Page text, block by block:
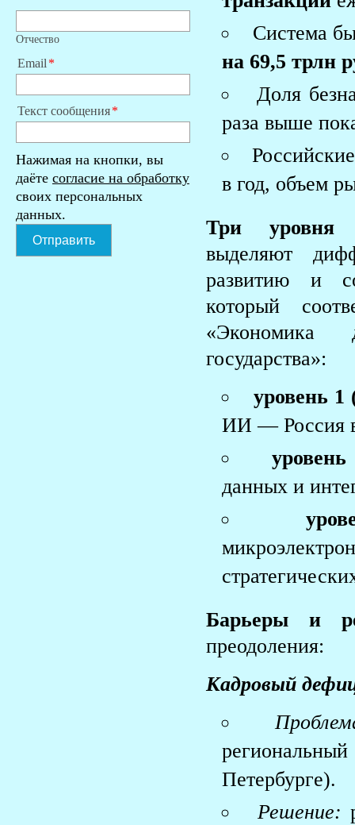
Отчество
Email
Текст сообщения
Нажимая на кнопки, вы
даёте согласие на обработку
своих персональных
данных.
Отправить
Система
на 69,5 трлн
Доля
раза выше
в год, объем
Три уровня
выделяют
развитию и
который
«Экономика
государства»:
уровень 1
ИИ — Россия
данных и
Барьеры и
преодоления:
Кадровый
Петербурге).
Решение: